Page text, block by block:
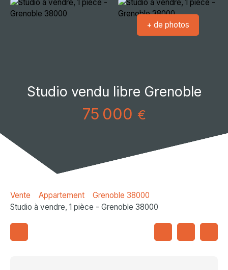
+ de photos
Studio vendu libre Grenoble
75 000 €
Vente Appartement
Grenoble 38000
Studio à vendre, 1 pièce - Grenoble 38000